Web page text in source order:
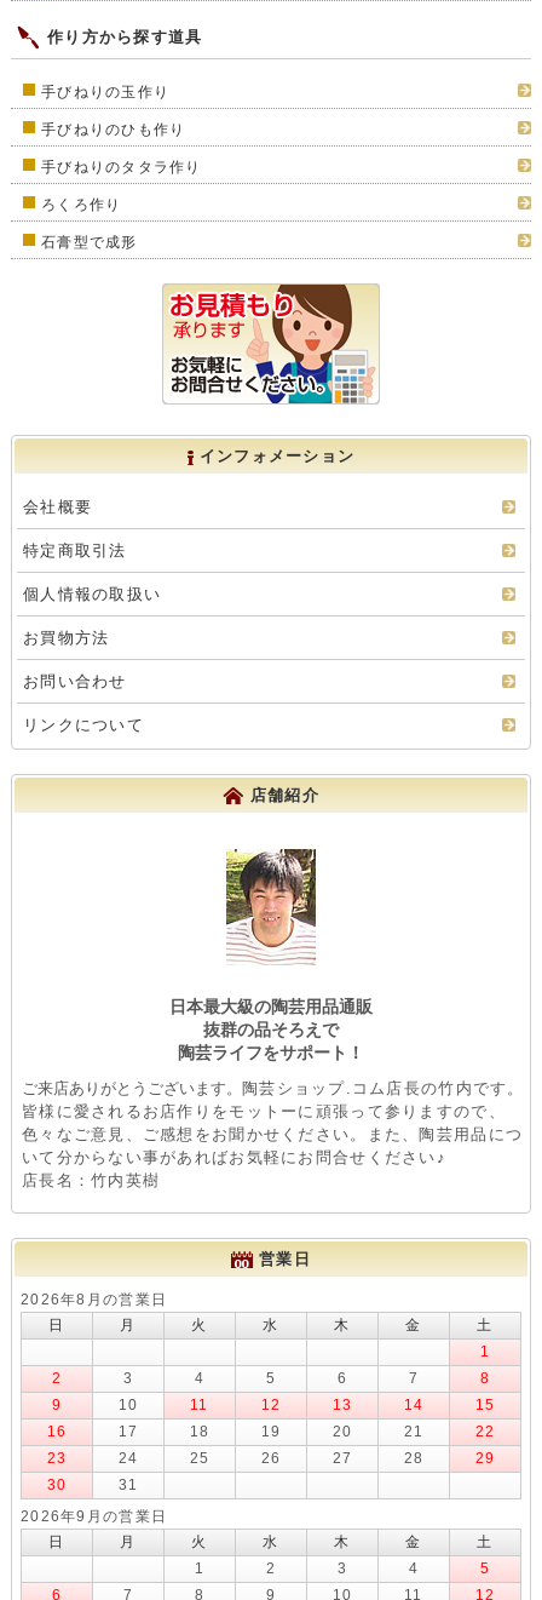
作り方から探す道具
手びねりの玉作り
手びねりのひも作り
手びねりのタタラ作り
ろくろ作り
石膏型で成形
インフォメーション
会社概要
特定商取引法
個人情報の取扱い
お買物方法
お問い合わせ
リンクについて
店舗紹介
日本最大級の陶芸用品通販
抜群の品そろえで
陶芸ライフをサポート！
ご来店ありがとうございます。 陶芸ショップ.コム店長の竹内です。
皆様に愛されるお店作りをモットーに頑張って参りますので、
色々なご意見、ご感想をお聞かせください。また、陶芸用品につ
いて分からない事があればお気軽にお問合せください♪
店長名：竹内英樹
営業日
2026年8月の営業日
日
月 火 水 木 金
土
1
2
3 4 5 6 7
8
9
10 11 12 13 14
15
16
17 18 19 20 21
22
23
24 25 26 27 28
29
30
31
2026年9月の営業日
日
月 火 水 木 金
土
1
2 3 4
5
6
7 8 9 10 11 12